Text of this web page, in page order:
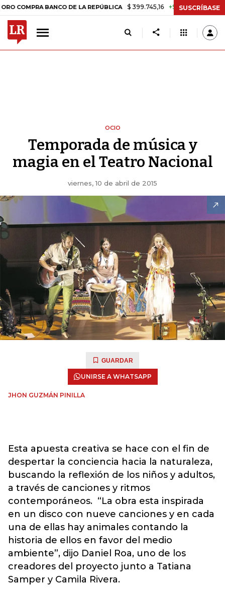
BANCO DE LA REPÚBLICA $ 399.745,16 +$ 2.295,71 +0,58%
SUSCRÍBASE
OCIO
Temporada de música y
magia en el Teatro Nacional
viernes, 10 de abril de 2015
GUARDAR
UNIRSE A WHATSAPP
JHON GUZMÁN PINILLA
Esta apuesta creativa se hace con el fin de
despertar la conciencia hacia la naturaleza,
buscando la reflexión de los niños y adultos,
a través de canciones y ritmos
contemporáneos. “La obra esta inspirada
en un disco con nueve canciones y en cada
una de ellas hay animales contando la
historia de ellos en favor del medio
ambiente”, dijo Daniel Roa, uno de los
creadores del proyecto junto a Tatiana
Samper y Camila Rivera.